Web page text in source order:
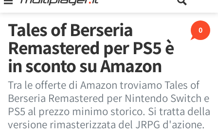
0
Tales of Berseria
Remastered per PS5 è
in sconto su Amazon
Tra le offerte di Amazon troviamo Tales of
Berseria Remastered per Nintendo Switch e
PS5 al prezzo minimo storico. Si tratta della
versione rimasterizzata del JRPG d'azione.